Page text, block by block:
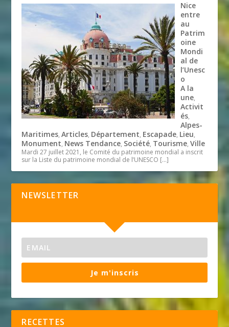
Nice
entre
au
Patrim
oine
Mondi
al de
l’Unesc
o
A la
une,
Activit
és,
Alpes-
Maritimes,Articles, Département, Escapade, Lieu,
Monument, News Tendance, Société, Tourisme,Ville
Mardi 27 juillet 2021, le Comité du patrimoine mondial a inscrit
sur la Liste du patrimoine mondial de l’UNESCO […]
NEWSLETTER
Je m'inscris
RECETTES